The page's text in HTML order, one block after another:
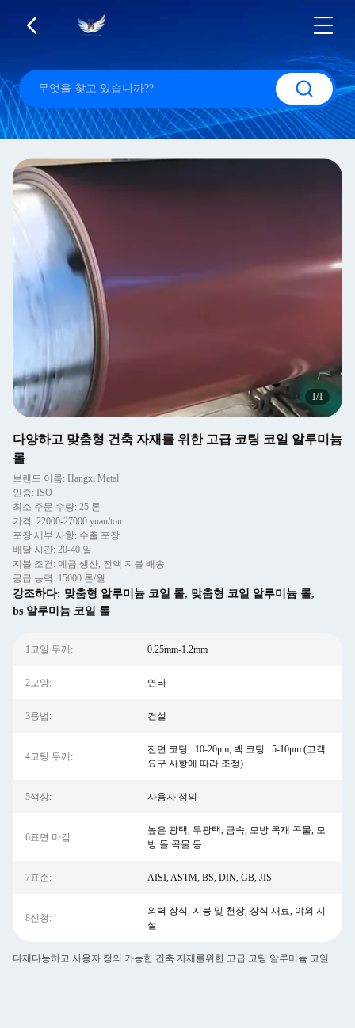
1/1
다양하고 맞춤형 건축 자재를 위한 고급 코팅 코일 알루미늄
롤
브랜드 이름: Hangxi Metal
인증: ISO
최소 주문 수량: 25 톤
가격: 22000-27000 yuan/ton
포장 세부 사항: 수출 포장
배달 시간: 20-40 일
지불 조건: 예금 생산, 전액 지불 배송
공급 능력: 15000 톤/월
강조하다: 맞춤형 알루미늄 코일 롤, 맞춤형 코일 알루미늄 롤,
bs 알루미늄 코일 롤
1코일 두께: 0.25mm-1.2mm
2모양: 연타
3용법: 건설
4코팅 두께:
전면 코팅 : 10-20μm; 백 코팅 : 5-10μm (고객
요구 사항에 따라 조정)
5색상: 사용자 정의
6표면 마감:
높은 광택, 무광택, 금속, 모방 목재 곡물, 모
방 돌 곡물 등
7표준: AISI, ASTM, BS, DIN, GB, JIS
8신청:
외벽 장식, 지붕 및 천장, 장식 재료, 야외 시
설.
다재다능하고 사용자 정의 가능한 건축 자재를위한 고급 코팅 알루미늄 코일